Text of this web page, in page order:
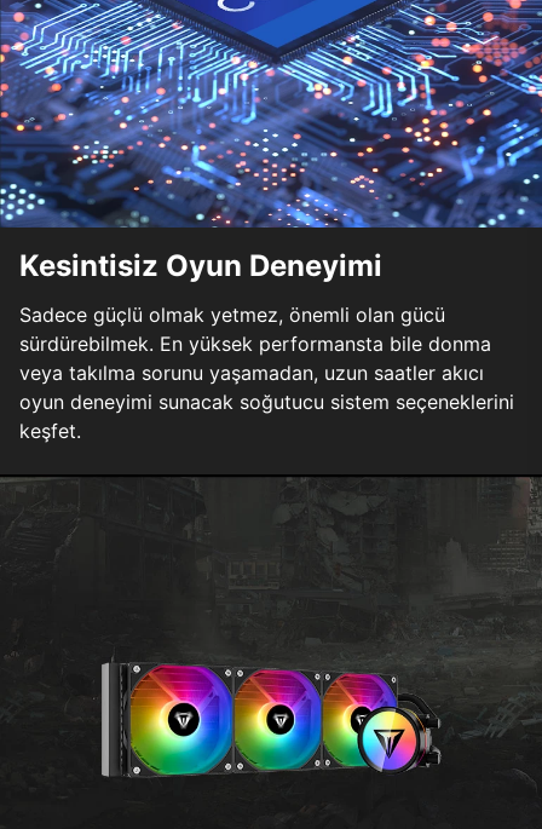
Kesintisiz Oyun Deneyimi
Sadece güçlü olmak yetmez, önemli olan gücü
sürdürebilmek. En yüksek performansta bile donma
veya takılma sorunu yaşamadan, uzun saatler akıcı
oyun deneyimi sunacak soğutucu sistem seçeneklerini
keşfet.